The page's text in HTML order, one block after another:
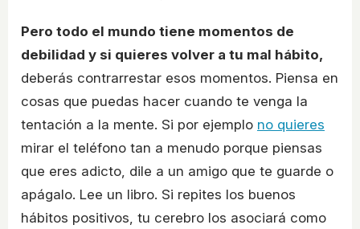
Pero todo el mundo tiene momentos de
debilidad y si quieres volver a tu mal hábito,
deberás contrarrestar esos momentos. Piensa en
cosas que puedas hacer cuando te venga la
tentación a la mente. Si por ejemplo no quieres
mirar el teléfono tan a menudo porque piensas
que eres adicto, dile a un amigo que te guarde o
apágalo. Lee un libro. Si repites los buenos
hábitos positivos, tu cerebro los asociará como